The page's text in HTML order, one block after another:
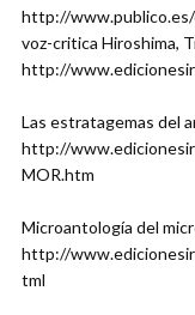
http://
voz-critica Hiroshima,
http://
Las estratagemas del
http://
MOR.htm
Microantología del
http://
tml